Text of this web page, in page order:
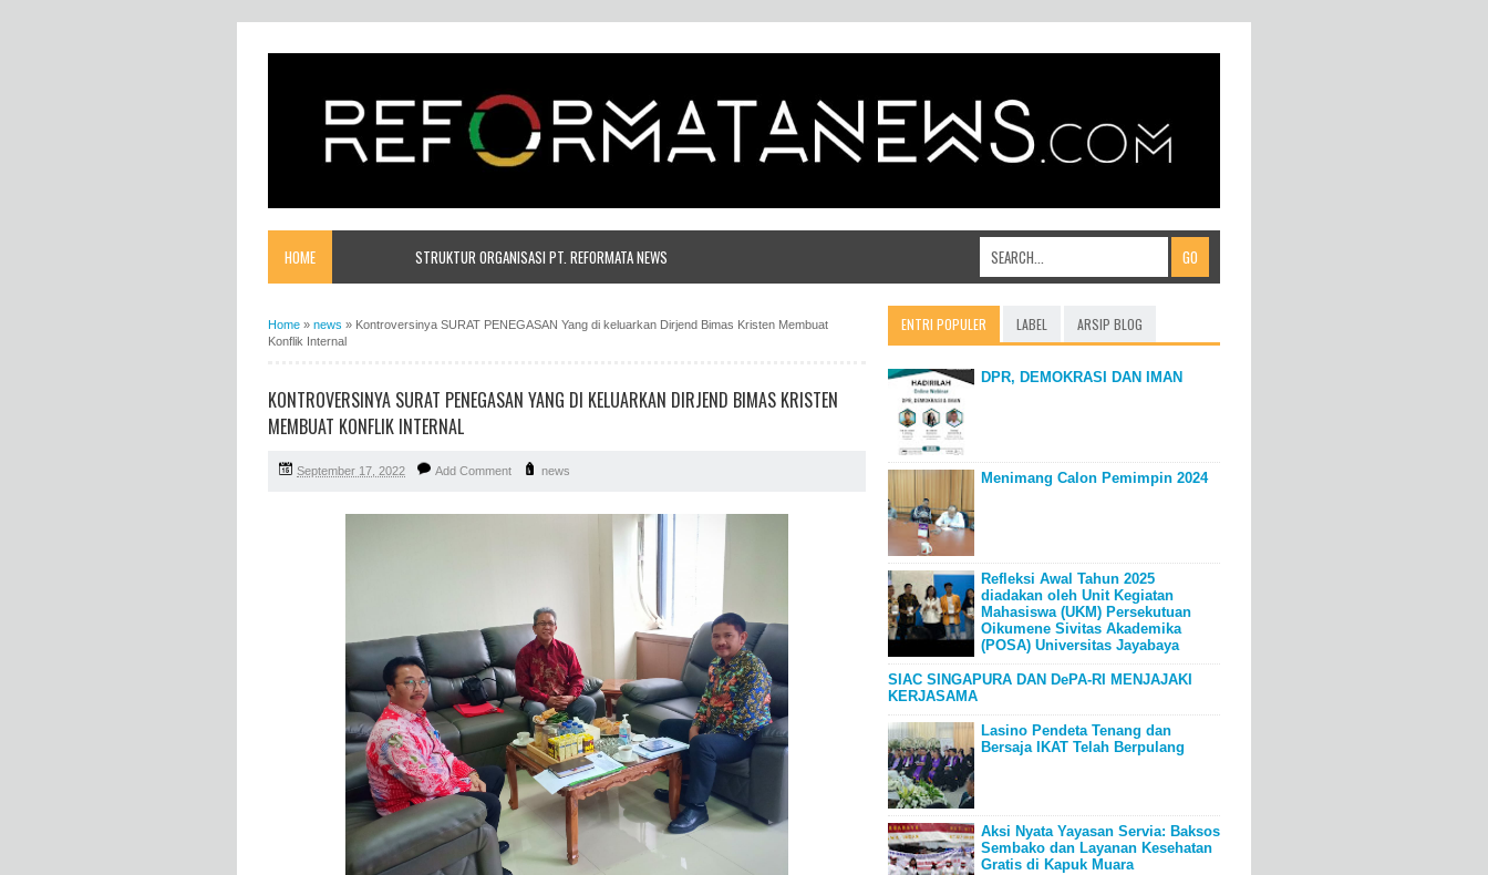
HOME STRUKTUR ORGANISASI PT. REFORMATA NEWS
Home » news » Kontroversinya SURAT PENEGASAN Yang di keluarkan Dirjend Bimas Kristen Membuat
Konflik Internal
KONTROVERSINYA SURAT PENEGASAN YANG DI KELUARKAN DIRJEND BIMAS KRISTEN
MEMBUAT KONFLIK INTERNAL
September 17, 2022 Add Comment news
ENTRI POPULER LABEL ARSIP BLOG
DPR, DEMOKRASI DAN IMAN
Menimang Calon Pemimpin 2024
Refleksi Awal Tahun 2025
diadakan oleh Unit Kegiatan
Mahasiswa (UKM) Persekutuan
Oikumene Sivitas Akademika
(POSA) Universitas Jayabaya
SIAC SINGAPURA DAN DePA-RI MENJAJAKI
KERJASAMA
Lasino Pendeta Tenang dan
Bersaja IKAT Telah Berpulang
Aksi Nyata Yayasan Servia: Baksos
Sembako dan Layanan Kesehatan
Gratis di Kapuk Muara